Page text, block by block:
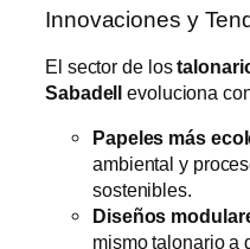
Innovaciones y
El sector de los
Sabadell evoluciona
Papeles más
ambiental y
sostenibles.
Diseños
mismo talonario a